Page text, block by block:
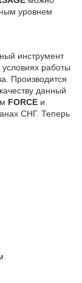
уровнем
инструмент
работы
Производится
данный
FORCE и
СНГ. Теперь